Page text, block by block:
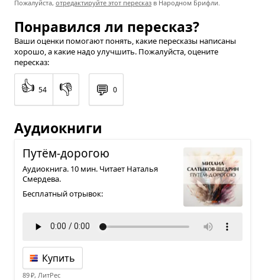
Пожалуйста, отредактируйте этот пересказ в Народном Брифли.
Понравился ли пересказ?
Ваши оценки помогают понять, какие пересказы написаны
хорошо, а какие надо улучшить. Пожалуйста, оцените
пересказ:
👍 54 👎 💬 0
Аудиокниги
Путём-доро­гою
Аудиокнига. 10 мин. Читает Наталья
Смердева.
Бесплатный отрывок:
Купить
89 ₽, ЛитРес